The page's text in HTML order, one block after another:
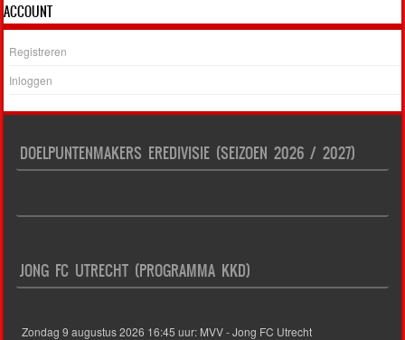
ACCOUNT
Registreren
Inloggen
DOELPUNTENMAKERS EREDIVISIE (SEIZOEN 2026 / 2027)
JONG FC UTRECHT (PROGRAMMA KKD)
Zondag 9 augustus 2026 16:45 uur: MVV - Jong FC Utrecht